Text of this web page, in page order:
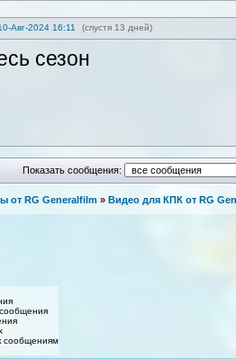
Авг-2024 16:11 (спустя 13 дней)
сезон
Показать сообщения:
от RG Generalfilm » Видео для КПК от RG
сообщениям